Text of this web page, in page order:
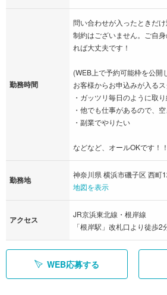
勤務時間
問い合わせが入ったときだ
制約はございません。ご自
れば大丈夫です！
(WEB上で予約可能枠を公開
お客様からお申込みが入る
・ガッツリ毎日のように取り
・他でも仕事があるので、
・副業でやりたい
などなど、オールOKです！！
勤務地
神奈川県 横浜市磯子区 西町
地図を表示
アクセス
JR京浜東北線・根岸線
「根岸駅」改札口より徒歩2
WEB応募する